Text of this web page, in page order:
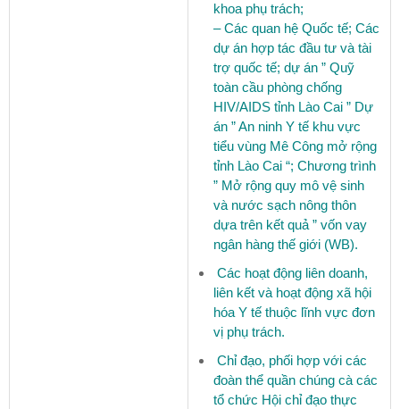
khoa phụ trách;
– Các quan hệ Quốc tế; Các
dự án hợp tác đầu tư và tài
trợ quốc tế; dự án ” Quỹ
toàn cầu phòng chống
HIV/AIDS tỉnh Lào Cai ” Dự
án ” An ninh Y tế khu vực
tiểu vùng Mê Công mở rộng
tỉnh Lào Cai “; Chương trình
” Mở rộng quy mô vệ sinh
và nước sạch nông thôn
dựa trên kết quả ” vốn vay
ngân hàng thế giới (WB).
Các hoạt động liên doanh,
liên kết và hoạt động xã hội
hóa Y tế thuộc lĩnh vực đơn
vị phụ trách.
Chỉ đạo, phối hợp với các
đoàn thể quần chúng cà các
tổ chức Hội chỉ đạo thực